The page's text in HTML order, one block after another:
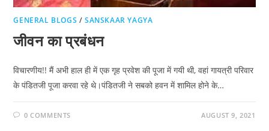
GENERAL BLOGS /SANSKAAR YAGYA
जीवन का प्रबंधन
विचारणीय!! मैं अभी हाल ही में एक गृह प्रवेश की पूजा में गयी थी, वहां गायत्री परिवार
के पंडितजी पूजा करवा रहे थे।पंडितजी ने सबको हवन में शामिल होने के…
0 COMMENTS AUGUST 9, 2021